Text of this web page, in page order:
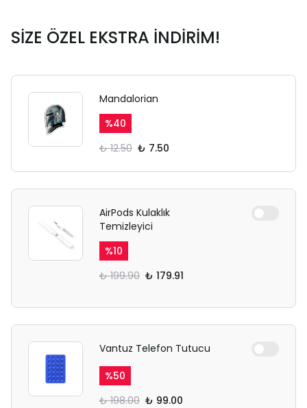
SİZE ÖZEL EKSTRA İNDİRİM!
Mandalorian
%40
₺ 12.50 ₺ 7.50
AirPods Kulaklık
Temizleyici
%10
₺ 199.90 ₺ 179.91
Vantuz Telefon Tutucu
%50
₺ 198.00 ₺ 99.00